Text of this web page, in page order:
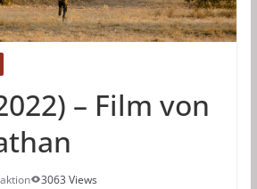
– Film von
3063 Views